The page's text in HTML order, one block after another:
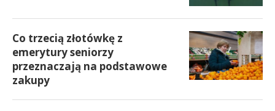
Co trzecią złotówkę z
emerytury seniorzy
przeznaczają na podstawowe
zakupy